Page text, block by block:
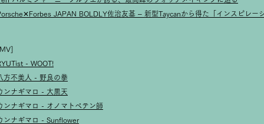
JAPAN BOLDLY佐治友基 – 新型Taycanから得た「インスピレーシ
- WOOT!
方不美人 - 野良の拳
ンナギマロ - 大黒天
ンナギマロ - オノマトペテン師
ンナギマロ - Sunflower